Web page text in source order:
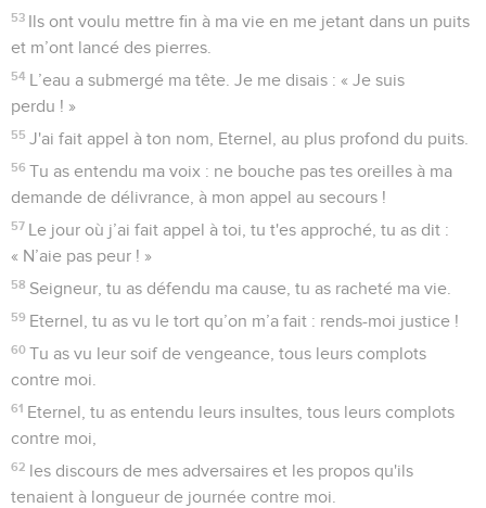
53
Ils ont voulu mettre fin à ma vie en me jetant dans un puits
et m’ont lancé des pierres.
54
L’eau a submergé ma tête. Je me disais : « Je suis
perdu ! »
55 J'ai fait appel à ton nom, Eternel, au plus profond du puits.
56 Tu as entendu ma voix : ne bouche pas tes oreilles à ma
demande de délivrance, à mon appel au secours !
57
Le jour où j’ai fait appel à toi, tu t'es approché, tu as dit :
« N’aie pas peur ! »
58 Seigneur, tu as défendu ma cause, tu as racheté ma vie.
59 Eternel, tu as vu le tort qu’on m’a fait : rends-moi justice !
60 Tu as vu leur soif de vengeance, tous leurs complots
contre moi.
61 Eternel, tu as entendu leurs insultes, tous leurs complots
contre moi,
62
les discours de mes adversaires et les propos qu'ils
tenaient à longueur de journée contre moi.